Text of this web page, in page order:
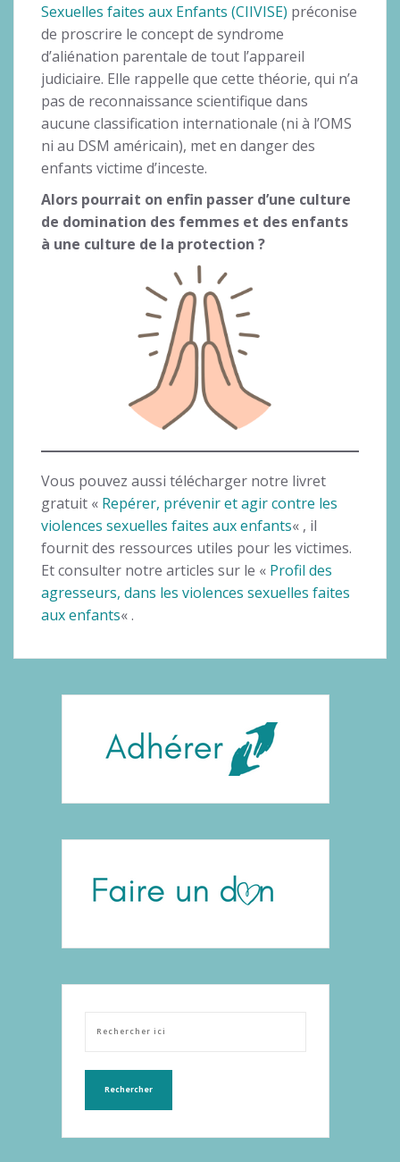
Sexuelles faites aux Enfants (CIIVISE) préconise
de proscrire le concept de syndrome
d’aliénation parentale de tout l’appareil
judiciaire. Elle rappelle que cette théorie, qui n’a
pas de reconnaissance scientifique dans
aucune classification internationale (ni à l’OMS
ni au DSM américain), met en danger des
enfants victime d’inceste.
Alors pourrait on enfin passer d’une culture
de domination des femmes et des enfants
à une culture de la protection ?
Vous pouvez aussi télécharger notre livret
gratuit « Repérer, prévenir et agir contre les
violences sexuelles faites aux enfants« , il
fournit des ressources utiles pour les victimes.
Et consulter notre articles sur le « Profil des
agresseurs, dans les violences sexuelles faites
aux enfants« .